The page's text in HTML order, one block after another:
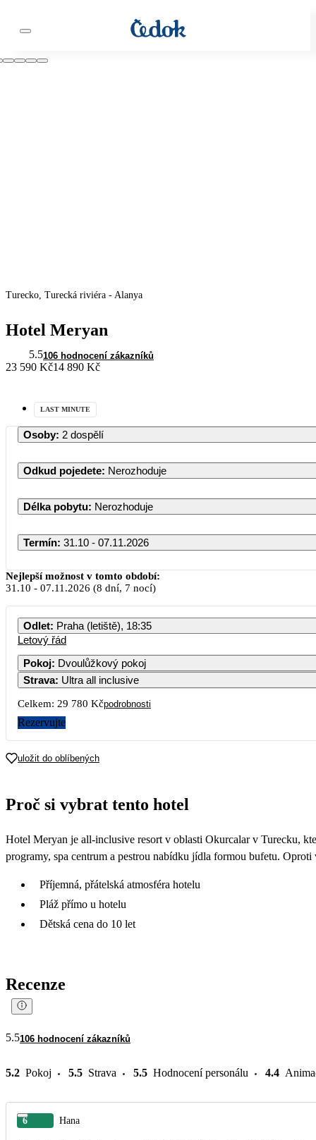
Turecko, Turecká riviéra - Alanya
Hotel Meryan
5.5106 hodnocení zákazníků
23 590 Kč14 890 Kč
LAST MINUTE
Osoby: 2 dospělí
Odkud pojedete: Nerozhoduje
Délka pobytu: Nerozhoduje
Termín: 31.10 - 07.11.2026
Nejlepší možnost v tomto období:
31.10 - 07.11.2026 (8 dní, 7 nocí)
Odlet: Praha (letiště), 18:35
Letový řád
Pokoj: Dvoulůžkový pokoj
Strava: Ultra all inclusive
Celkem: 29 780 Kčpodrobnosti
Rezervujte
uložit do oblíbených
Proč si vybrat tento hotel
Hotel Meryan je all-inclusive resort v oblasti Okurcalar v Turecku,
programy, spa centrum a pestrou nabídku jídla formou bufetu.
Příjemná, přátelská atmosféra hotelu
Pláž přímo u hotelu
Dětská cena do 10 let
Recenze
5.5106 hodnocení zákazníků
5.2 Pokoj 5.5 Strava 5.5 Hodnocení personálu 4.4
6 Hana